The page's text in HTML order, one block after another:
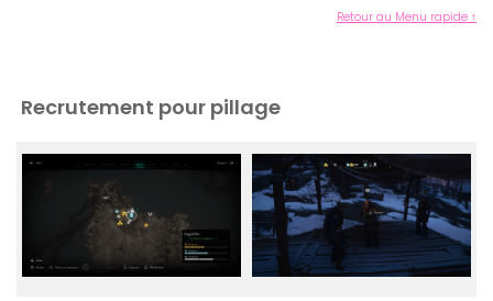
Retour au Menu rapide ↑
Recrutement pour pillage